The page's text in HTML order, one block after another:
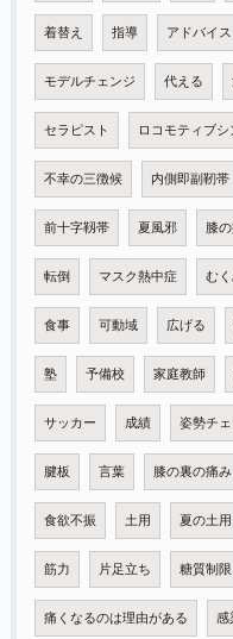
着替え 指導 アドバイス
モデルチェンジ 代える
セラピスト ロコモティブシ
不幸の三徴候 内側即副靭帯
前十字靱帯 夏風邪 膝
転倒 マスク熱中症 むく
食事 可動域 広げる
塾 予備校 家庭教師
サッカー 成績 姿勢チェ
腱板 言葉 膝の裏の痛み
食欲不振 土用 夏の土用
筋力 片足立ち 糖質制限
痛くなるのは理由がある 感